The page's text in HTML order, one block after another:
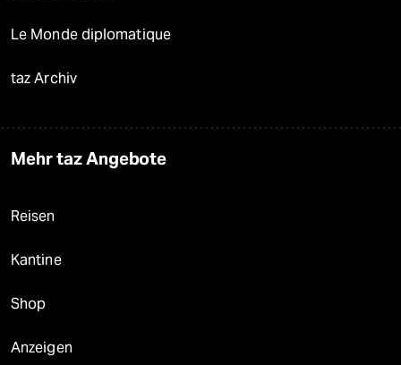
Le Monde diplomatique
taz Archiv
Mehr taz Angebote
Reisen
Kantine
Shop
Anzeigen